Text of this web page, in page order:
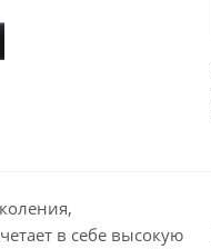
в себе высокую